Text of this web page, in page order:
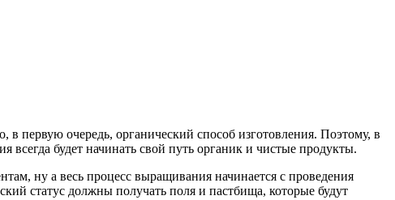
в первую очередь, органический способ изготовления. Поэтому, в
всегда будет начинать свой путь органик и чистые продукты.
ну а весь процесс выращивания начинается с проведения
статус должны получать поля и пастбища, которые будут